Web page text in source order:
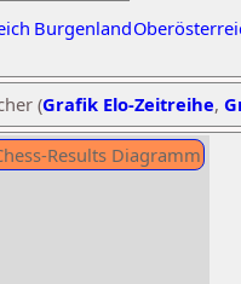
Burgenland
(Grafik Elo-Zeitreihe,